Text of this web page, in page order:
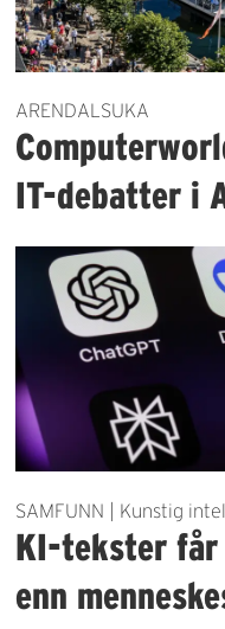
ARENDALSUKA
IT-debatter i
SAMFUNN | Kunstig
KI-tekster får
enn